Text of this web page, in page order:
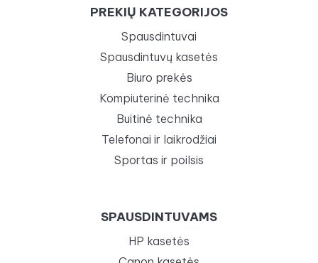
PREKIŲ KATEGORIJOS
Spausdintuvai
Spausdintuvų kasetės
Biuro prekės
Kompiuterinė technika
Buitinė technika
Telefonai ir laikrodžiai
Sportas ir poilsis
SPAUSDINTUVAMS
HP kasetės